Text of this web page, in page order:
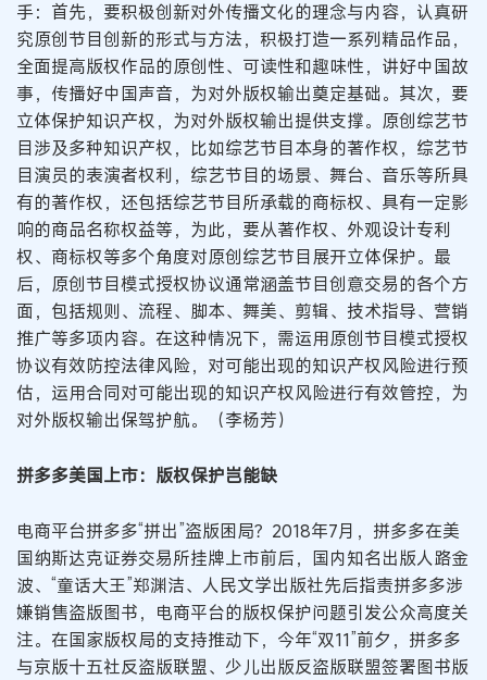
手：首先，要积极创新对外传播文化的理念与内容，认真研
究原创节目创新的形式与方法，积极打造一系列精品作品，
全面提高版权作品的原创性、可读性和趣味性，讲好中国故
事，传播好中国声音，为对外版权输出奠定基础。其次，要
立体保护知识产权，为对外版权输出提供支撑。原创综艺节
目涉及多种知识产权，比如综艺节目本身的著作权，综艺节
目演员的表演者权利，综艺节目的场景、舞台、音乐等所具
有的著作权，还包括综艺节目所承载的商标权、具有一定影
响的商品名称权益等，为此，要从著作权、外观设计专利
权、商标权等多个角度对原创综艺节目展开立体保护。最
后，原创节目模式授权协议通常涵盖节目创意交易的各个方
面，包括规则、流程、脚本、舞美、剪辑、技术指导、营销
推广等多项内容。在这种情况下，需运用原创节目模式授权
协议有效防控法律风险，对可能出现的知识产权风险进行预
估，运用合同对可能出现的知识产权风险进行有效管控，为
对外版权输出保驾护航。（李杨芳）
拼多多美国上市：版权保护岂能缺
电商平台拼多多“拼出”盗版困局？2018年7月，拼多多在美
国纳斯达克证券交易所挂牌上市前后，国内知名出版人路金
波、“童话大王”郑渊洁、人民文学出版社先后指责拼多多涉
嫌销售盗版图书，电商平台的版权保护问题引发公众高度关
注。在国家版权局的支持推动下，今年“双11”前夕，拼多多
与京版十五社反盗版联盟、少儿出版反盗版联盟签署图书版